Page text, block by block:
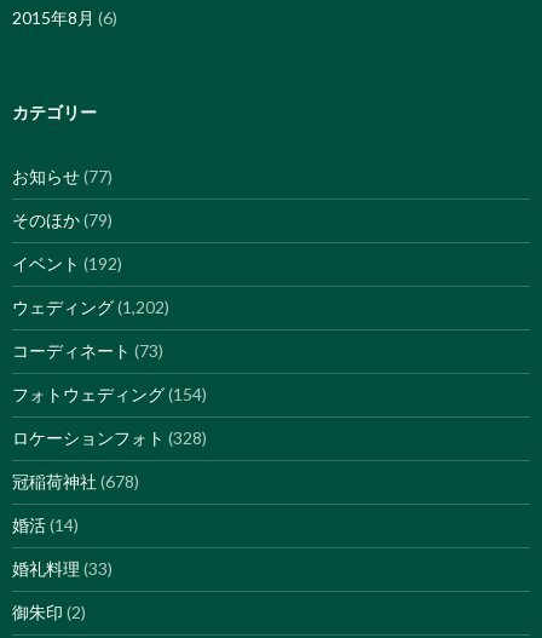
2015年8月 (6)
カテゴリー
お知らせ(77)
そのほか(79)
イベント (192)
ウェディング(1,202)
コーディネート (73)
フォトウェディング(154)
ロケーションフォト (328)
冠稲荷神社 (678)
婚活(14)
婚礼料理 (33)
御朱印 (2)